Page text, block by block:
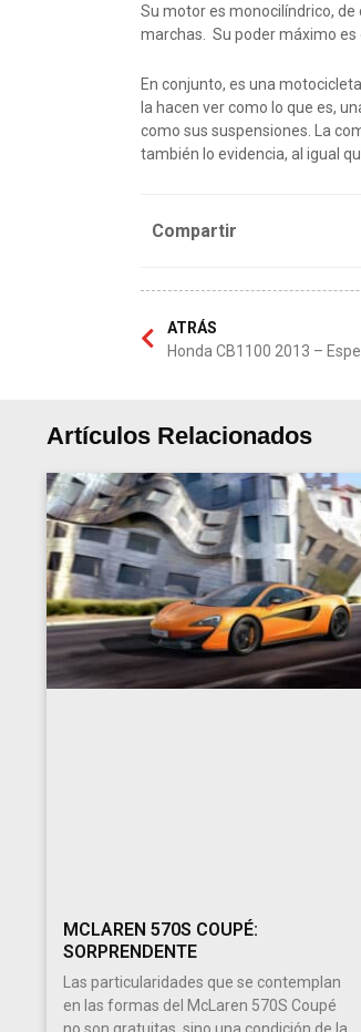
Su motor es monocilíndrico, de
marchas. Su poder máximo es
En conjunto, es una
la hacen ver como lo que es,
como sus suspensiones. La
también lo evidencia, al igual
Compartir
ATRÁS
Honda CB1100 2013 –
Artículos Relacionados
MCLAREN 570S COUPÉ:
SORPRENDENTE
Las particularidades que se contemplan
en las formas del McLaren 570S Coupé